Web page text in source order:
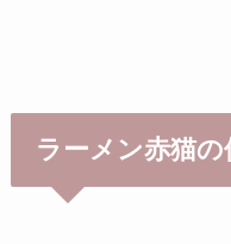
ラーメン赤猫